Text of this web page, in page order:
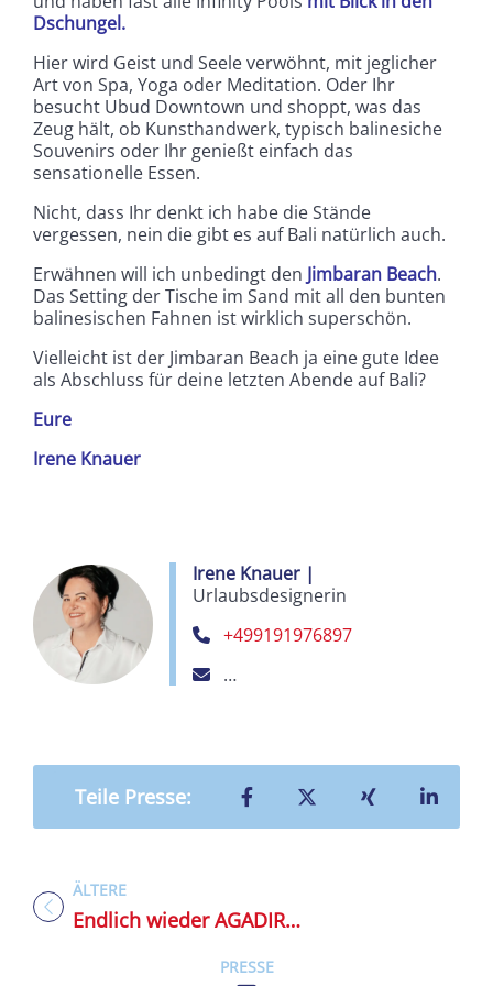
Dschungel.
Hier wird Geist und Seele verwöhnt, mit jeglicher
Art von Spa, Yoga oder Meditation. Oder Ihr
besucht Ubud Downtown und shoppt, was das
Zeug hält, ob Kunsthandwerk, typisch balinesiche
Souvenirs oder Ihr genießt einfach das
sensationelle Essen.
Nicht, dass Ihr denkt ich habe die Stände
vergessen, nein die gibt es auf Bali natürlich auch.
Erwähnen will ich unbedingt den Jimbaran Beach.
Das Setting der Tische im Sand mit all den bunten
balinesischen Fahnen ist wirklich superschön.
Vielleicht ist der Jimbaran Beach ja eine gute Idee
als Abschluss für deine letzten Abende auf Bali?
Eure
Irene Knauer
Irene Knauer |
Urlaubsdesignerin
+499191976897
Teile Presse: Teilen auf Facebook
Teilen auf X
Teilen auf
ÄLTERE
Titel für Presse
Endlich wieder AGADIR…
PRESSE